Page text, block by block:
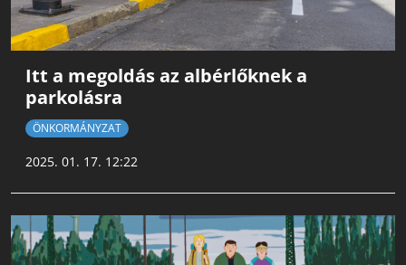
Itt a megoldás az albérlőknek a
parkolásra
ÖNKORMÁNYZAT
2025. 01. 17. 12:22